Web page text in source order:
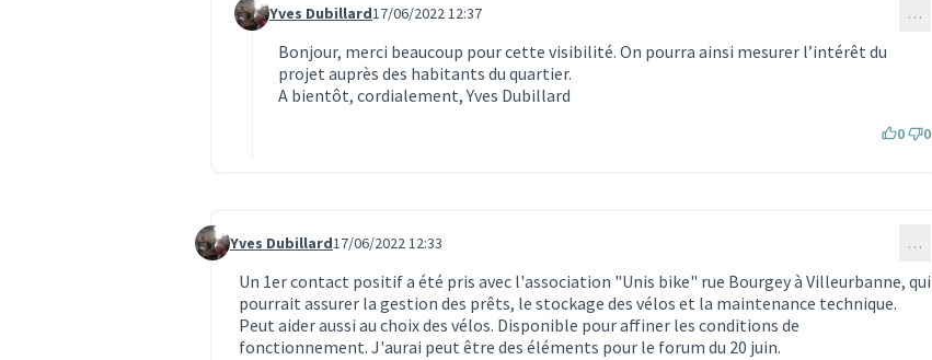
Commentaire 1826 (réponse au commentaire 1822)
Yves Dubillard17/06/2022 12:37 …
Bonjour, merci beaucoup pour cette visibilité. On pourra ainsi mesurer l’intérêt du
projet auprès des habitants du quartier.
A bientôt, cordialement, Yves Dubillard
0 0
Commentaire 1823
Yves Dubillard17/06/2022 12:33 …
Un 1er contact positif a été pris avec l'association "Unis bike" rue Bourgey à Villeurbanne, qui
pourrait assurer la gestion des prêts, le stockage des vélos et la maintenance technique.
Peut aider aussi au choix des vélos. Disponible pour affiner les conditions de
fonctionnement. J'aurai peut être des éléments pour le forum du 20 juin.